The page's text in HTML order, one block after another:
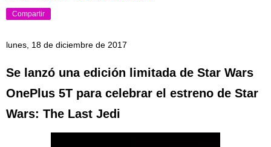
Compartir
lunes, 18 de diciembre de 2017
Se lanzó una edición limitada de Star Wars
OnePlus 5T para celebrar el estreno de Star
Wars: The Last Jedi